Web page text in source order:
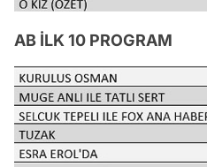
AB İLK 10 PROGRAM